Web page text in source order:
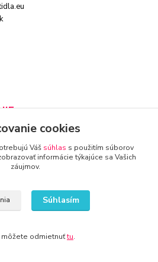
cookies
Váš súhlas s použitím súborov
informácie týkajúce sa Vašich
záujmov.
Súhlasím
môžete odmietnuťtu.